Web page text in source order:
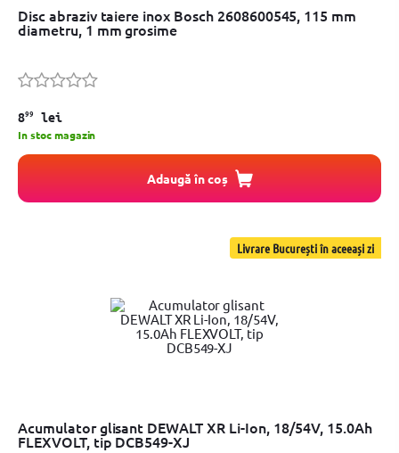
Disc abraziv taiere inox Bosch 2608600545, 115 mm
diametru, 1 mm grosime
899 lei
In stoc magazin
Adaugă în coș
Livrare București în aceeași zi
Acumulator glisant DEWALT XR Li-Ion, 18/54V, 15.0Ah
FLEXVOLT, tip DCB549-XJ